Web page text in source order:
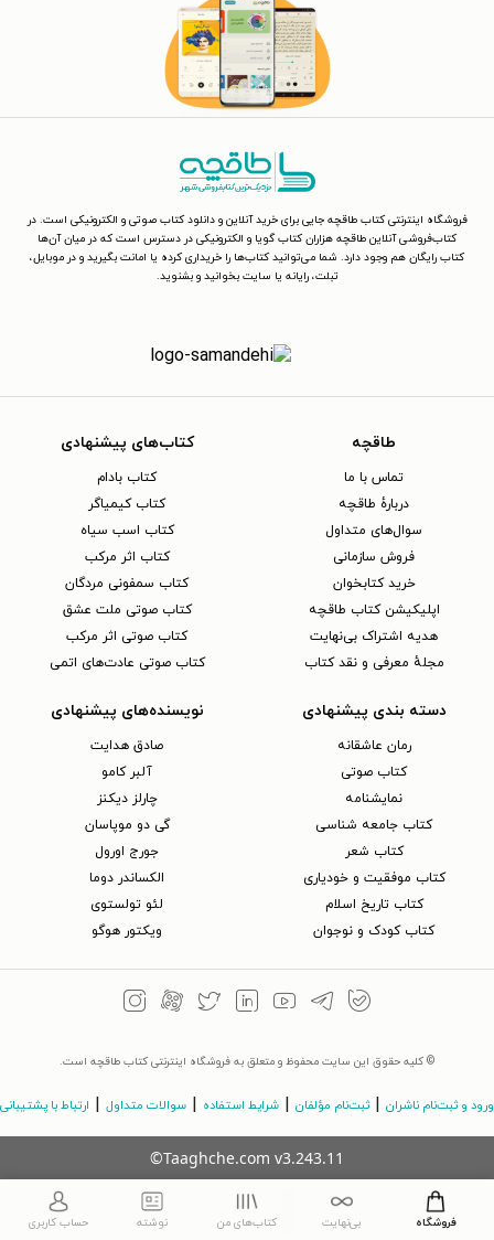
فروشگاه اینترنتی کتاب طاقچه جایی برای خرید آنلاین و دانلود کتاب صوتی و الکترونیکی است. در
کتاب‌فروشی آنلاین طاقچه هزاران کتاب گویا و الکترونیکی در دسترس است که در میان آن‌ها
کتاب رایگان هم وجود دارد. شما می‌توانید کتاب‌ها را خریداری کرده یا امانت بگیرید و در موبایل،
تبلت، رایانه یا سایت بخوانید و بشنوید.
طاقچه
تماس با ما
دربارهٔ طاقچه
سوال‌های متداول
فروش سازمانی
خرید کتابخوان
اپلیکیشن کتاب طاقچه
هدیه اشتراک بی‌نهایت
مجلهٔ معرفی و نقد کتاب
کتاب‌های پیشنهادی
کتاب بادام
کتاب کیمیاگر
کتاب اسب سیاه
کتاب اثر مرکب
کتاب سمفونی مردگان
کتاب صوتی ملت عشق
کتاب صوتی اثر مرکب
کتاب صوتی عادت‌های اتمی
دسته بندی پیشنهادی
رمان عاشقانه
کتاب‌ صوتی
نمایشنامه
کتاب جامعه شناسی
کتاب شعر
کتاب موفقیت و خودیاری
کتاب تاریخ اسلام
کتاب کودک و نوجوان
نویسنده‌های پیشنهادی
صادق هدایت
آلبر کامو
چارلز دیکنز
گی دو موپاسان
جورج اورول
الکساندر دوما
لئو تولستوی
ویکتور هوگو
© کلیه حقوق این سایت محفوظ و متعلق به فروشگاه اینترنتی کتاب طاقچه است.
ورود و ثبت‌نام ناشران ثبت‌نام مؤلفان شرایط استفاده سوالات متداول ارتباط با پشتیبانی
©Taaghche.com v3.243.11
فروشگاه بی‌نهایت کتاب‌های من نوشته حساب کاربری